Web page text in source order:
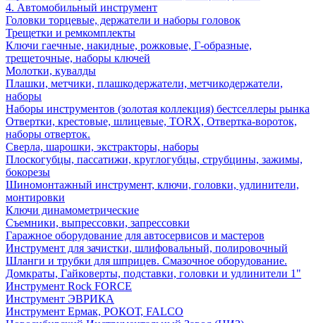
4. Автомобильный инструмент
Головки торцевые, держатели и наборы головок
Трещетки и ремкомплекты
Ключи гаечные, накидные, рожковые, Г-образные,
трещеточные, наборы ключей
Молотки, кувалды
Плашки, метчики, плашкодержатели, метчикодержатели,
наборы
Наборы инструментов (золотая коллекция) бестселлеры рынка
Отвертки, крестовые, шлицевые, TORX, Отвертка-вороток,
наборы отверток.
Сверла, шарошки, экстракторы, наборы
Плоскогубцы, пассатижи, круглогубцы, струбцины, зажимы,
бокорезы
Шиномонтажный инструмент, ключи, головки, удлинители,
монтировки
Ключи динамометрические
Съемники, выпрессовки, запрессовки
Гаражное оборудование для автосервисов и мастеров
Инструмент для зачистки, шлифовальный, полировочный
Шланги и трубки для шприцев. Смазочное оборудование.
Домкраты, Гайковерты, подставки, головки и удлинители 1"
Инструмент Rock FORCE
Инструмент ЭВРИКА
Инструмент Ермак, РОКОТ, FALCO